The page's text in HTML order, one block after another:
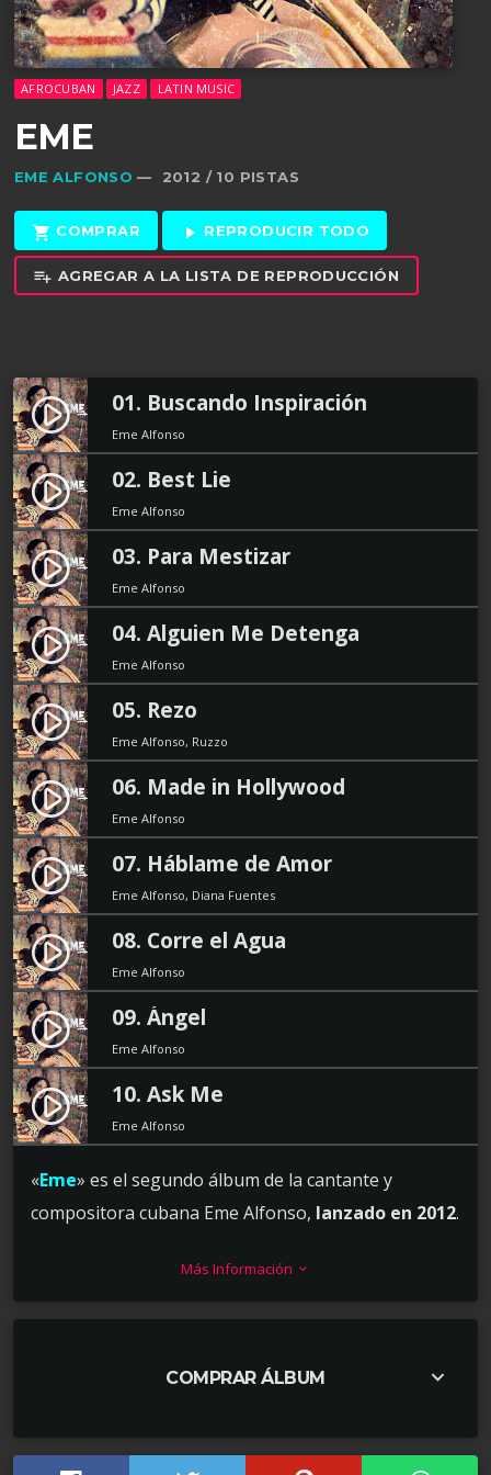
AFROCUBAN JAZZ LATIN MUSIC
EME
EME ALFONSO — 2012 / 10 PISTAS
shopping_cart COMPRAR play_arrow REPRODUCIR TODO
playlist_add AGREGAR A LA LISTA DE REPRODUCCIÓN
play_circle_filled 01. Buscando Inspiración
Eme Alfonso
play_circle_filled 02. Best Lie
Eme Alfonso
play_circle_filled 03. Para Mestizar
Eme Alfonso
play_circle_filled 04. Alguien Me Detenga
Eme Alfonso
play_circle_filled 05. Rezo
Eme Alfonso, Ruzzo
play_circle_filled 06. Made in Hollywood
Eme Alfonso
play_circle_filled 07. Háblame de Amor
Eme Alfonso, Diana Fuentes
play_circle_filled 08. Corre el Agua
Eme Alfonso
play_circle_filled 09. Ángel
Eme Alfonso
play_circle_filled 10. Ask Me
Eme Alfonso
«Eme» es el segundo álbum de la cantante y
compositora cubana Eme Alfonso, lanzado en 2012.
innovador, donde la fusión se convierte en el eje
de las artistas más originales de su generación, con
contemporáneo de manera única, manteniendo
Más Información keyboard_arrow_down
COMPRAR ÁLBUM keyboard_arrow_down